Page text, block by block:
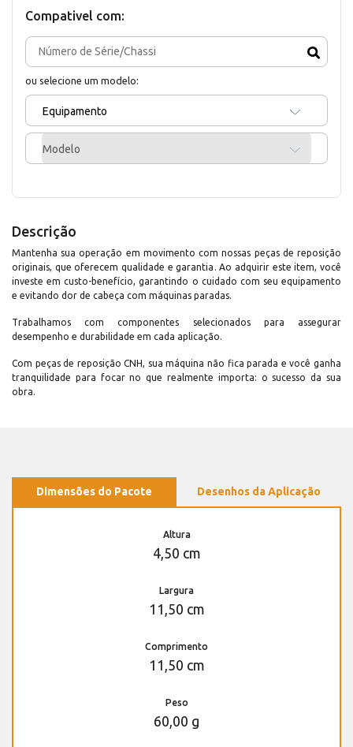
Compativel com:
ou selecione um modelo:
Equipamento
Modelo
Descrição
Mantenha sua operação em movimento com nossas peças de reposição
originais, que oferecem qualidade e garantia. Ao adquirir este item, você
investe em custo-benefício, garantindo o cuidado com seu equipamento
e evitando dor de cabeça com máquinas paradas.
Trabalhamos com componentes selecionados para assegurar
desempenho e durabilidade em cada aplicação.
Com peças de reposição CNH, sua máquina não fica parada e você ganha
tranquilidade para focar no que realmente importa: o sucesso da sua
obra.
Dimensões do Pacote Desenhos da Aplicação
Altura
4,50 cm
Largura
11,50 cm
Comprimento
11,50 cm
Peso
60,00 g